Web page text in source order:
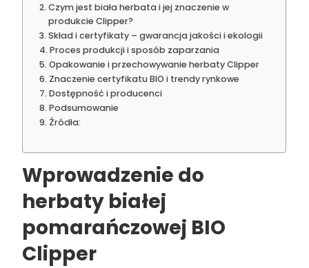
Czym jest biała herbata i jej znaczenie w
produkcie Clipper?
Skład i certyfikaty – gwarancja jakości i ekologii
Proces produkcji i sposób zaparzania
Opakowanie i przechowywanie herbaty Clipper
Znaczenie certyfikatu BIO i trendy rynkowe
Dostępność i producenci
Podsumowanie
Źródła:
Wprowadzenie do
herbaty białej
pomarańczowej BIO
Clipper